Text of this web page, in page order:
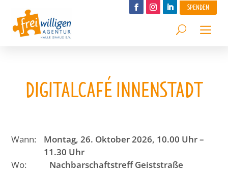
SPENDEN
DIGITALCAFÉ INNENSTADT
Wann:
Montag, 26. Oktober 2026, 10.00 Uhr –
11.30 Uhr
Wo:
Nachbarschaftstreff Geiststraße